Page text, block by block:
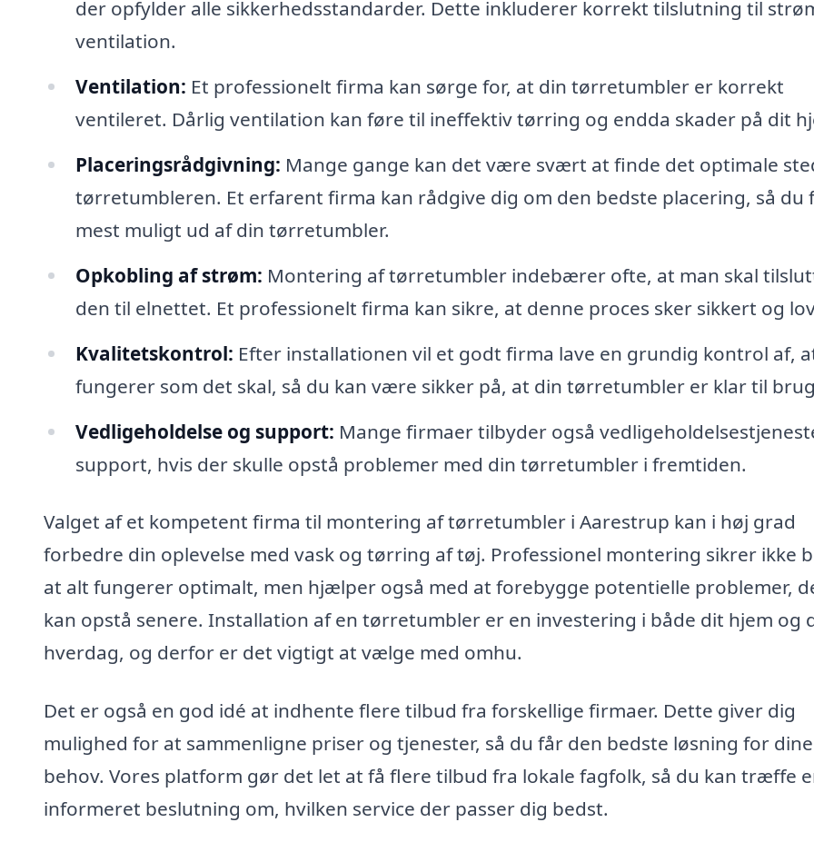
der opfylder alle sikkerhedsstandarder. Dette inkluderer korrekt tilslutning til
ventilation.
Ventilation: Et professionelt firma kan sørge for, at din tørretumbler er korrekt
ventileret. Dårlig ventilation kan føre til ineffektiv tørring og endda skader på dit
Placeringsrådgivning: Mange gange kan det være svært at finde det optimale
tørretumbleren. Et erfarent firma kan rådgive dig om den bedste placering, så du
mest muligt ud af din tørretumbler.
Opkobling af strøm: Montering af tørretumbler indebærer ofte, at man skal
den til elnettet. Et professionelt firma kan sikre, at denne proces sker sikkert og
Kvalitetskontrol: Efter installationen vil et godt firma lave en grundig kontrol af,
fungerer som det skal, så du kan være sikker på, at din tørretumbler er klar til
Vedligeholdelse og support: Mange firmaer tilbyder også
support, hvis der skulle opstå problemer med din tørretumbler i fremtiden.
Valget af et kompetent firma til montering af tørretumbler i Aarestrup kan i høj grad
forbedre din oplevelse med vask og tørring af tøj. Professionel montering sikrer ikke
at alt fungerer optimalt, men hjælper også med at forebygge potentielle problemer,
kan opstå senere. Installation af en tørretumbler er en investering i både dit hjem og
hverdag, og derfor er det vigtigt at vælge med omhu.
Det er også en god idé at indhente flere tilbud fra forskellige firmaer. Dette giver dig
mulighed for at sammenligne priser og tjenester, så du får den bedste løsning for dine
behov. Vores platform gør det let at få flere tilbud fra lokale fagfolk, så du kan træffe
informeret beslutning om, hvilken service der passer dig bedst.